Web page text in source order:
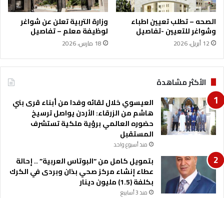
ا
ت
ا
ل
م
س
ل
ح
ة
ا
ل
ا
ر
ن
ي
الصحه – تطلب تعيين اطباء
وشواغر للتعيين -تفاصيل
12 أبريل، 2026
وزارة التربية تعلن عن شواغر
لوظيفة معلم – تفاصيل
18 مارس، 2026
الأكثر مشاهدة
العيسوي خلال لقائه وفدا من أبناء قرى بني
هاشم من الزرقاء: الأردن يواصل ترسيخ
حضوره العالمي برؤية ملكية تستشرف
المستقبل
منذ أسبوع واحد
بتمويل كامل من “البوتاس العربية” .. إحالة
عطاء إنشاء مركز صحي بذان وبردى في الكرك
بكلفة (1.5) مليون دينار
منذ 3 أسابيع